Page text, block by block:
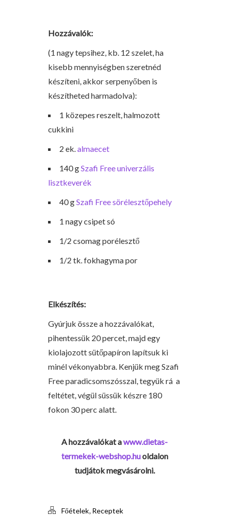
Hozzávalók:
(1 nagy tepsihez, kb. 12 szelet, ha
kisebb mennyiségben szeretnéd
készíteni, akkor serpenyőben is
készítheted harmadolva):
1 közepes reszelt, halmozott
cukkini
2 ek.almaecet
140 gSzafi Free univerzális
lisztkeverék
40 gSzafi Free sörélesztőpehely
1 nagy csipet só
1/2 csomag porélesztő
1/2 tk. fokhagyma por
Elkészítés:
Gyúrjuk össze a hozzávalókat,
pihentessük 20 percet, majd egy
kiolajozott sütőpapíron lapítsuk ki
minél vékonyabbra. Kenjük meg Szafi
Free paradicsomszósszal, tegyük rá a
feltétet, végül süssük készre 180
fokon 30 perc alatt.
A hozzávalókat awww.dietas-
termekek-webshop.huoldalon
tudjátok megvásárolni.
Főételek, Receptek